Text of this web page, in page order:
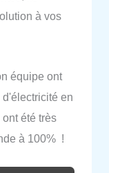
à vos
équipe ont
en
été très
à 100% !